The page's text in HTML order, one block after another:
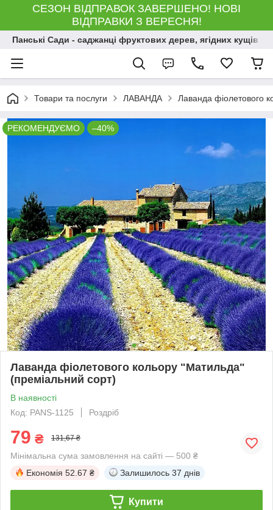
СЕЗОН ВІДПРАВОК ЗАВЕРШЕНО! НОВІ
ВІДПРАВКИ З ВЕРЕСНЯ!
Панські Сади - саджанці фруктових дерев, ягідних кущів і
Товари та послуги ЛАВАНДА Лаванда фіолетового
РЕКОМЕНДУЄМО –40%
Лаванда фіолетового кольору "Матильда"
(преміальний сорт)
В наявності
Код: PANS-1125
Роздріб
79 ₴ 131,67 ₴
Мінімальна сума замовлення на сайті — 500 ₴
Економія 52.67 ₴ Залишилось 37 днів
Купити